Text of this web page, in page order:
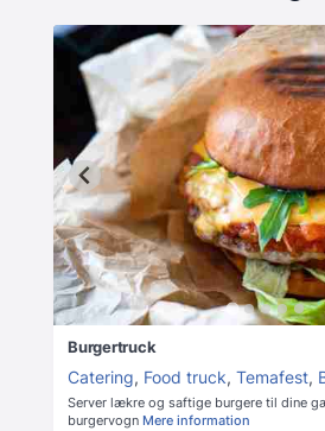
Burgertruck
Catering, Food truck, Temafest,
Server lækre og saftige burgere til dine
burgervogn Mere information